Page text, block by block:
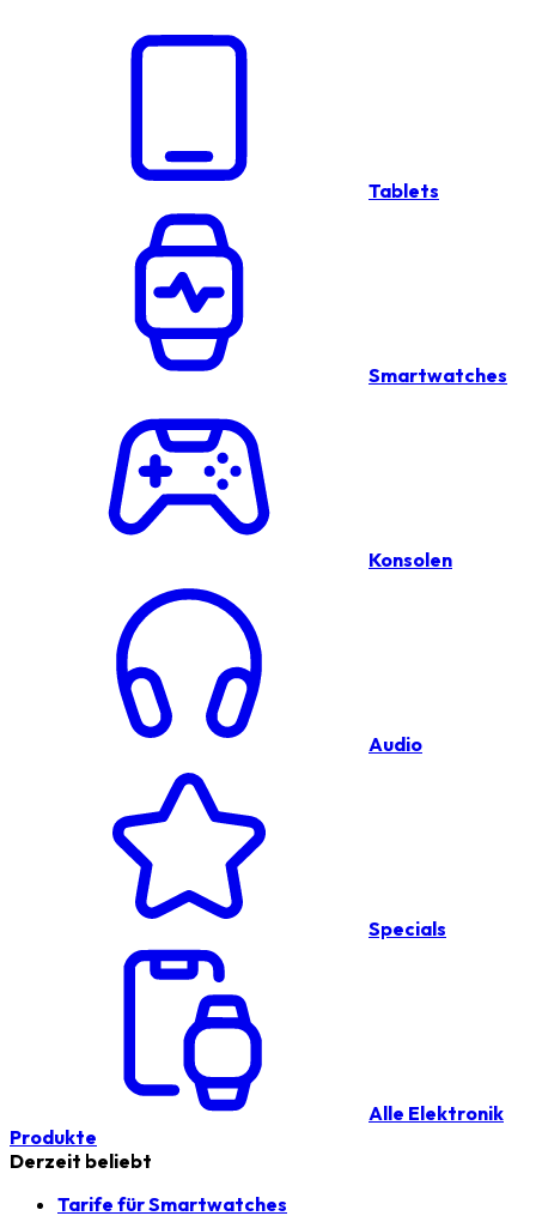
Tablets
Smartwatches
Konsolen
Audio
Specials
Alle Elektronik
Produkte
Derzeit beliebt
Tarife für Smartwatches